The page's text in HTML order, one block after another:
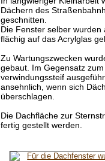
Dächern des
geschnitten.
Die Fenster selber
flächig auf das Acrylglas
Zu Wartungszwecken
gebaut. Im Gegensatz
verwindungssteif
ansehnlich, wenn sich
überschlagen.
Die Dachfläche zur
fertig gestellt werden.